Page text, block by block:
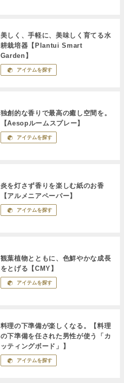
美しく、手軽に、美味しく育てる水
耕栽培器【Plantui Smart
Garden】
アイテムを探す
独創的な香りで最高の癒し空間を。
【Aesopルームスプレー】
アイテムを探す
炎を灯さず香りを楽しむ紙のお香
【アルメニアペーパー】
アイテムを探す
観葉植物とともに、色鮮やかな成長
をとげる【CMY】
アイテムを探す
料理の下準備が楽しくなる。【料理
の下準備を任された男性が使う「カ
ッティングボード」】
アイテムを探す